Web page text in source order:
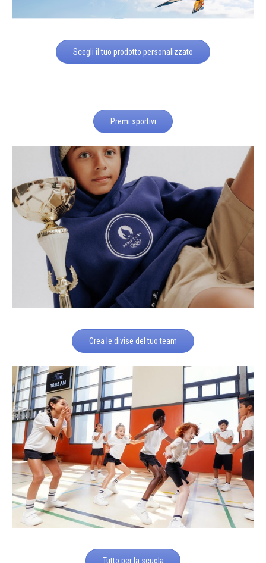
Scegli il tuo prodotto personalizzato
Premi sportivi
Crea le divise del tuo team
Tutto per la scuola